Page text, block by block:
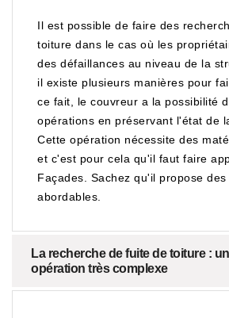
Il est possible de faire des
toiture dans le cas où les
des défaillances au niveau de la
il existe plusieurs manières pour
ce fait, le couvreur a la possibilité
opérations en préservant l'état de
Cette opération nécessite des
et c'est pour cela qu'il faut faire
Façades. Sachez qu'il propose
abordables.
La recherche de fuite de toiture :
opération très complexe